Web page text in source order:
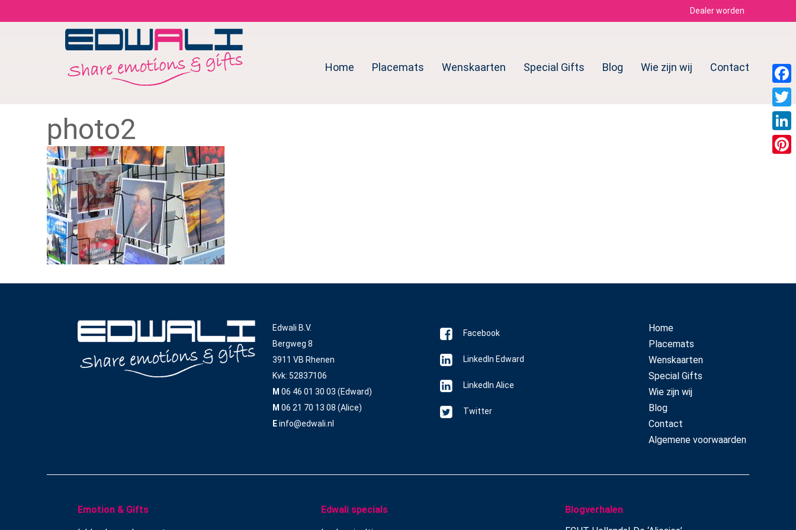
Dealer worden
Home Placemats Wenskaarten Special Gifts Blog Wie zijn wij Contact
photo2
Edwali B.V.
Bergweg 8
3911 VB Rhenen
Kvk: 52837106
M 06 46 01 30 03 (Edward)
M 06 21 70 13 08 (Alice)
Einfo@edwali.nl
Facebook
LinkedIn Edward
LinkedIn Alice
Twitter
Home
Placemats
Wenskaarten
Special Gifts
Wie zijn wij
Blog
Contact
Algemene voorwaarden
Emotion & Gifts Edwali specials
Blogverhalen